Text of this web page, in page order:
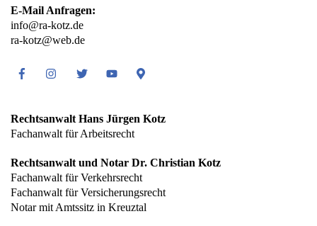
E-Mail Anfragen:
info@ra-kotz.de
ra-kotz@web.de
FacebookInstagramTwitter YoutubeGoogle
Rechtsanwalt Hans Jürgen Kotz
Fachanwalt für Arbeitsrecht
Rechtsanwalt und Notar Dr. Christian Kotz
Fachanwalt für Verkehrsrecht
Fachanwalt für Versicherungsrecht
Notar mit Amtssitz in Kreuztal